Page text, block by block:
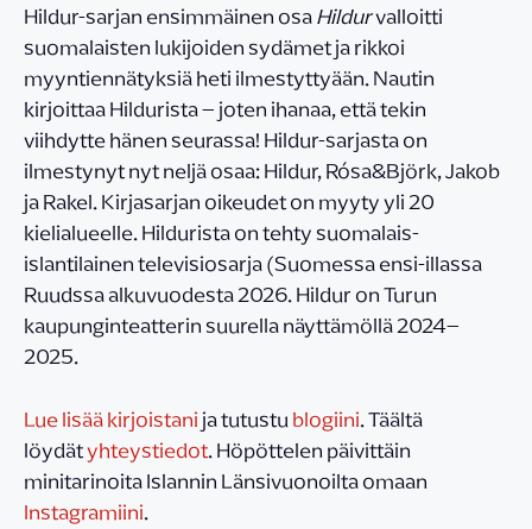
Hildur-sarjan ensimmäinen osaHildurvalloitti
suomalaisten lukijoiden sydämet ja rikkoi
myyntiennätyksiä heti ilmestyttyään. Nautin
kirjoittaa Hildurista – joten ihanaa, että tekin
viihdytte hänen seurassa! Hildur-sarjasta on
ilmestynyt nyt neljä osaa: Hildur, Rósa&Björk, Jakob
ja Rakel. Kirjasarjan oikeudet on myyty yli 20
kielialueelle. Hildurista on tehty suomalais-
islantilainen televisiosarja (Suomessa ensi-illassa
Ruudssa alkuvuodesta 2026. Hildur on Turun
kaupunginteatterin suurella näyttämöllä 2024–
2025.
Lue lisää kirjoistanija tutustublogiini. Täältä
löydätyhteystiedot. Höpöttelen päivittäin
minitarinoita Islannin Länsivuonoilta omaan
Instagramiini.